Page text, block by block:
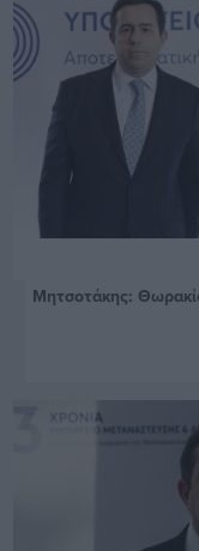
Μητσοτάκης: